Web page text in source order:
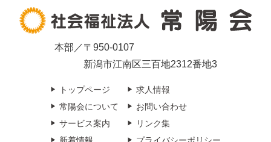
本部／〒950-0107
新潟市江南区三百地2312番地3
トップページ
常陽会について
サービス案内
新着情報
求人情報
お問い合わせ
リンク集
プライバシーポリシー